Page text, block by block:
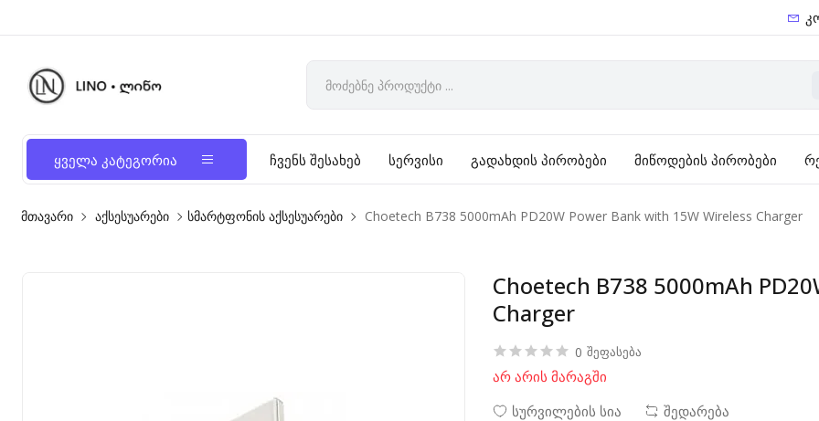
ყველა კატეგორია ჩვენს შესახებ სერვისი გადახდის პირობები მიწოდების პირობები
მთავარი აქსესუარები სმარტფონის აქსესუარები Choetech B738 5000mAh PD20W Power Bank with 15W Wireless Charger
Choetech B738 5000mAh
Charger
0 შეფასება
არ არის მარაგში
სურვილების სია
შედარება